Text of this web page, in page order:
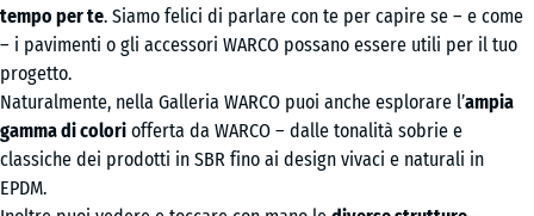
tempo per te. Siamo felici di parlare con te per capire se – e come
– i pavimenti o gli accessori WARCO possano essere utili per il tuo
progetto.
Naturalmente, nella Galleria WARCO puoi anche esplorare l’ampia
gamma di colori offerta da WARCO – dalle tonalità sobrie e
classiche dei prodotti in SBR fino ai design vivaci e naturali in
EPDM.